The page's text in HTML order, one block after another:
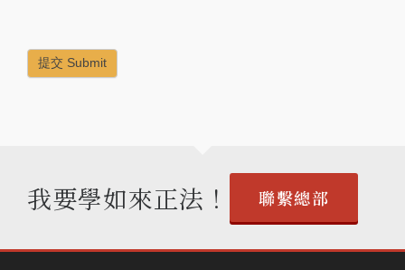
提交 Submit
我要學如來正法！ 聯繫總部